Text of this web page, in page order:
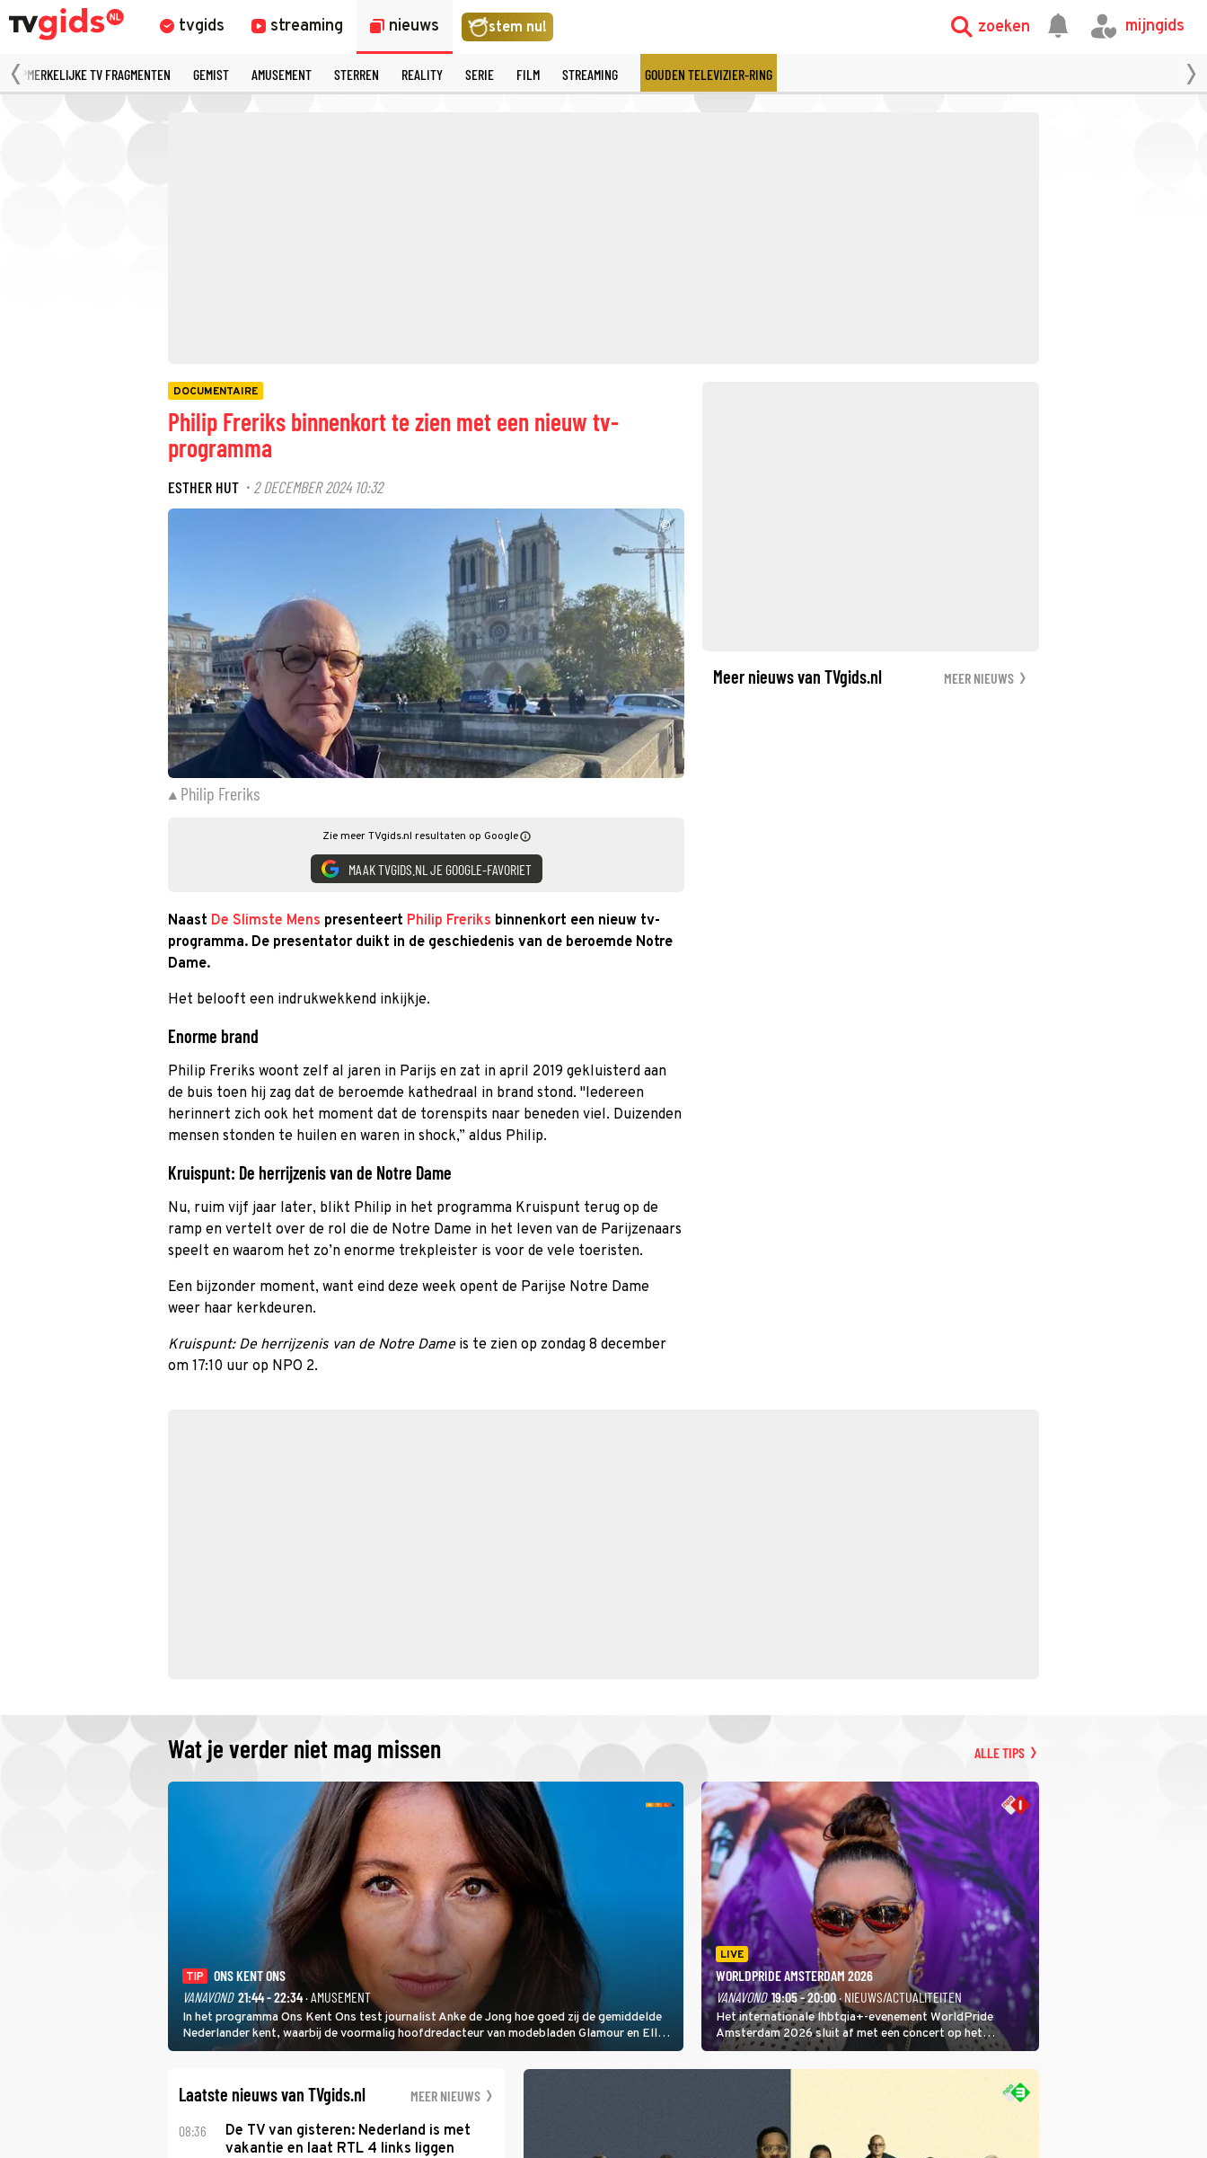
tvgids streaming nieuws stem nu! zoeken mijngids
OPMERKELIJKE TV FRAGMENTEN GEMIST AMUSEMENT STERREN REALITY SERIE FILM STREAMING GOUDEN TELEVIZIER-RING
DOCUMENTAIRE
Philip Freriks binnenkort te zien met een nieuw tv-
programma
ESTHER HUT · 2 DECEMBER 2024 10:32
©
Philip Freriks
Zie meer TVgids.nl resultaten op Google
MAAK TVGIDS.NL JE GOOGLE-FAVORIET
Naast De Slimste Mens presenteert Philip Freriks binnenkort een nieuw tv-
programma. De presentator duikt in de geschiedenis van de beroemde Notre
Dame.
Het belooft een indrukwekkend inkijkje.
Enorme brand
Philip Freriks woont zelf al jaren in Parijs en zat in april 2019 gekluisterd aan
de buis toen hij zag dat de beroemde kathedraal in brand stond. "Iedereen
herinnert zich ook het moment dat de torenspits naar beneden viel. Duizenden
mensen stonden te huilen en waren in shock,” aldus Philip.
Kruispunt: De herrijzenis van de Notre Dame
Nu, ruim vijf jaar later, blikt Philip in het programma Kruispunt terug op de
ramp en vertelt over de rol die de Notre Dame in het leven van de Parijzenaars
speelt en waarom het zo’n enorme trekpleister is voor de vele toeristen.
Een bijzonder moment, want eind deze week opent de Parijse Notre Dame
weer haar kerkdeuren.
Kruispunt: De herrijzenis van de Notre Dameis te zien op zondag 8 december
om 17:10 uur op NPO 2.
Meer nieuws van TVgids.nl MEER NIEUWS
Wat je verder niet mag missen ALLE TIPS
TIP
ONS KENT ONS
VANAVOND 21:44 - 22:34· AMUSEMENT
In het programma Ons Kent Ons test journalist Anke de Jong hoe goed zij de gemiddelde
Nederlander kent, waarbij de voormalig hoofdredacteur van modebladen Glamour en Elle
het samen met rapper Keizer opneemt tegen Edson da Graça en Marc-Marie Huijbregts.
LIVE
WORLDPRIDE AMSTERDAM 2026
VANAVOND 19:05 - 20:00· NIEUWS/ACTUALITEITEN
Het internationale lhbtqia+-evenement WorldPride
Amsterdam 2026 sluit af met een concert op het
Amsterdamse Museumplein. Anita Doth is een van de
optredende artiesten. In de jaren 90 veroverde ze de
Laatste nieuws van TVgids.nl MEER NIEUWS
08:36
De TV van gisteren: Nederland is met
vakantie en laat RTL 4 links liggen